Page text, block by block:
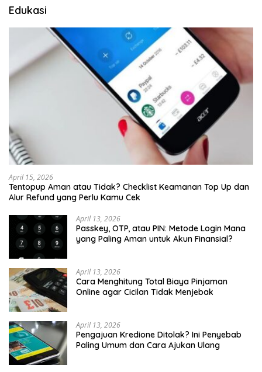
Edukasi
April 15, 2026
Tentopup Aman atau Tidak? Checklist Keamanan Top Up dan
Alur Refund yang Perlu Kamu Cek
April 13, 2026
Passkey, OTP, atau PIN: Metode Login Mana
yang Paling Aman untuk Akun Finansial?
April 13, 2026
Cara Menghitung Total Biaya Pinjaman
Online agar Cicilan Tidak Menjebak
April 13, 2026
Pengajuan Kredione Ditolak? Ini Penyebab
Paling Umum dan Cara Ajukan Ulang